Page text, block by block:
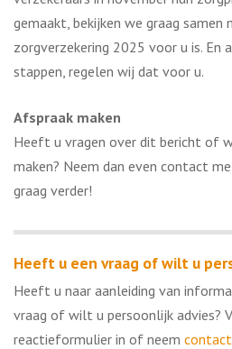
gemaakt, bekijken we graag
zorgverzekering 2025 voor u is. En
stappen, regelen wij dat voor u.
Afspraak maken
Heeft u vragen over dit bericht of
maken? Neem dan even contact
graag verder!
Heeft u een vraag of wilt u
Heeft u naar aanleiding van
vraag of wilt u persoonlijk advies?
reactieformulier in of neem contact